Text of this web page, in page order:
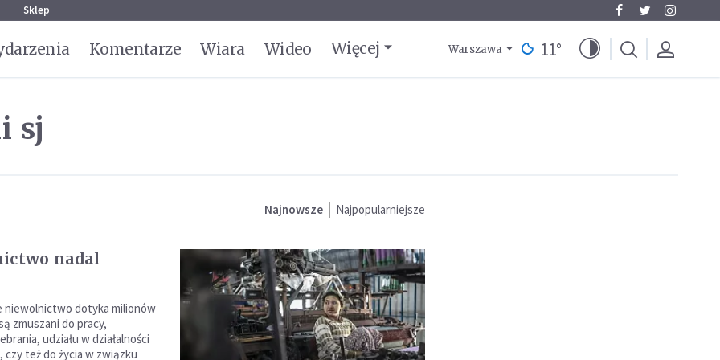
Sklep
Komentarze Wiara Wideo Więcej Warszawa 11°
sj
Najnowsze Najpopularniejsze
nadal
niewolnictwo dotyka milionów
zmuszani do pracy,
udziału w działalności
też do życia w związku